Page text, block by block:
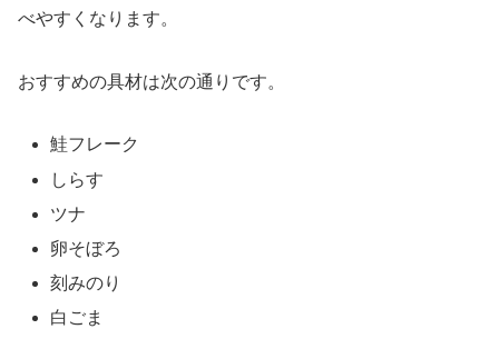
べやすくなります。
おすすめの具材は次の通りです。
鮭フレーク
しらす
ツナ
卵そぼろ
刻みのり
白ごま